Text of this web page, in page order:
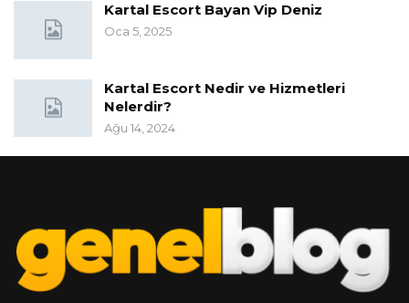
Kartal Escort Bayan Vip Deniz
Oca 5, 2025
Kartal Escort Nedir ve Hizmetleri
Nelerdir?
Ağu 14, 2024